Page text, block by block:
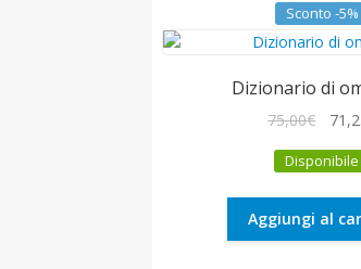
Sconto -5%
Dizionario di
75,00€
Disponibile
Aggiungi al